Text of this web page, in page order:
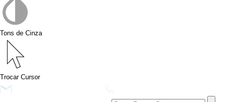
Tons de Cinza
Trocar Cursor